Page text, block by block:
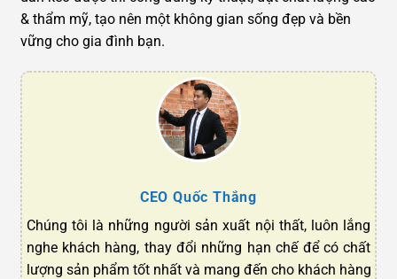
& thẩm mỹ, tạo nên một không gian sống đẹp và bền
vững cho gia đình bạn.
CEO Quốc Thắng
Chúng tôi là những người sản xuất nội thất, luôn lắng
nghe khách hàng, thay đổi những hạn chế để có chất
lượng sản phẩm tốt nhất và mang đến cho khách hàng